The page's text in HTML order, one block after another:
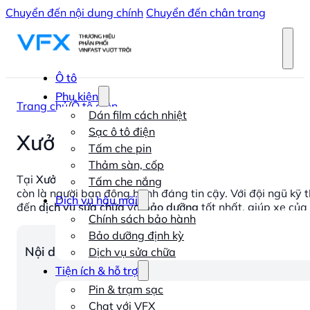
Chuyển đến nội dung chính Chuyển đến chân trang
Ô tô
Phụ kiện
Dán film cách nhiệt
Sạc ô tô điện
Tấm che pin
Thảm sàn, cốp
Tấm che nắng
Dịch vụ hậu mãi
Chính sách bảo hành
Bảo dưỡng định kỳ
Dịch vụ sửa chữa
Tiện ích & hỗ trợ
Pin & trạm sạc
Chat với VFX
Trang chủ/Ô tô điện
Xưởng Dịch Vụ VFX: Sửa
Tại Xưởng Dịch Vụ VinFast Việt Nam
còn là người bạn đồng hành đáng tin cậy. Với đội ngũ
đến dịch vụ sửa chữavàbảo dưỡng tốt nhất, giúp xe
Nội dung chính